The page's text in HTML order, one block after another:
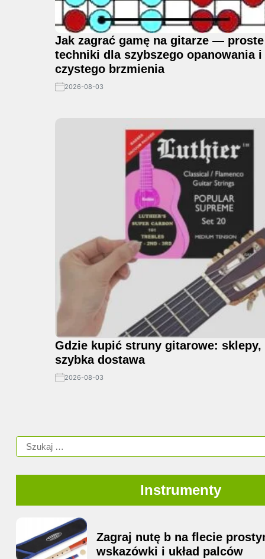
Jak zagrać gamę na gitarze — proste
techniki dla szybszego opanowania i
czystego brzmienia
2026-08-03
Gdzie kupić struny gitarowe: sklepy,
szybka dostawa
2026-08-03
Instrumenty
Zagraj nutę b na flecie
wskazówki i układ palców